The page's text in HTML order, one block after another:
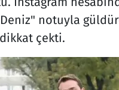
notuyla
çekti.